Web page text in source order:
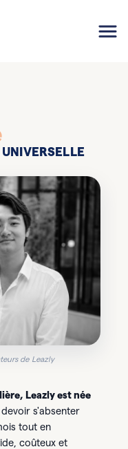
de Leazly
Leazly est née
devoir s'absenter
tout en
coûteux et